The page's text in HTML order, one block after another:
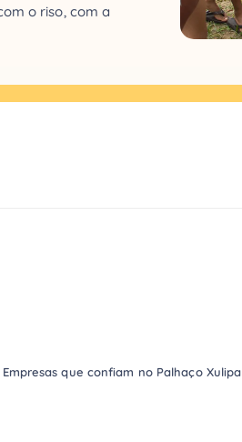
o riso, com a
Empresas que confiam no Palhaço Xulipa